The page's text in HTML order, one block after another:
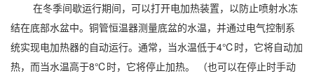
在冬季间歇运行期间，可以打开电加热装置，以防止喷射水冻
结在底部水盆中。铜管恒温器测量底盆的水温，并通过电气控制系
统实现电加热器的自动运行。通常，当水温低于4℃时，它将自动加
热，而当水温高于8℃时，它将停止加热。 （也可以在停止时手动